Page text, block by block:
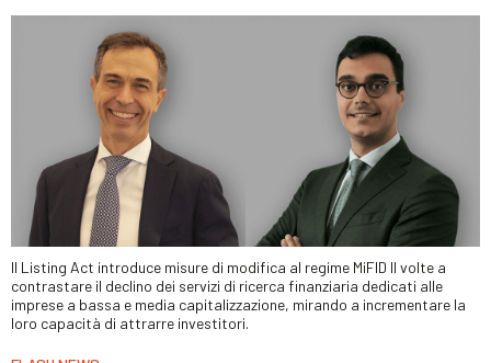
Il Listing Act introduce misure di modifica al regime MiFID II volte a
contrastare il declino dei servizi di ricerca finanziaria dedicati alle
imprese a bassa e media capitalizzazione, mirando a incrementare la
loro capacità di attrarre investitori.